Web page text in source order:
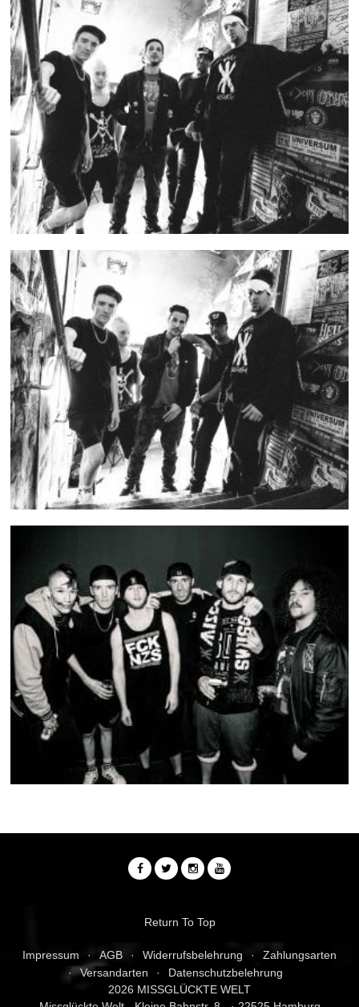
Return To Top
Impressum AGB Widerrufsbelehrung
Zahlungsarten
Versandarten
Datenschutzbelehrung
2026 MISSGLÜCKTE WELT